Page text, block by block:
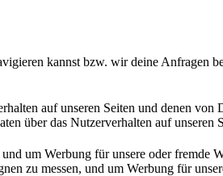
kannst bzw. wir deine Anfragen
auf unseren Seiten und denen von
über das Nutzerverhalten auf unseren
um Werbung für unsere oder fremde
zu messen, und um Werbung für